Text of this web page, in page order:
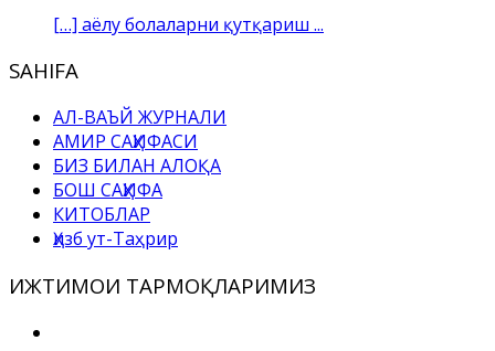
[…] аёлу болаларни қутқариш ...
SAHIFA
АЛ-ВАЪЙ ЖУРНАЛИ
АМИР САҲИФАСИ
БИЗ БИЛАН АЛОҚА
БОШ САҲИФА
КИТОБЛАР
Ҳизб ут-Таҳрир
ИЖТИМОИ ТАРМОҚЛАРИМИЗ